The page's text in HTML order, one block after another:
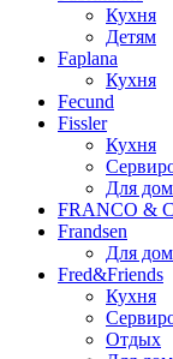
Кухня
Детям
Faplana
Кухня
Fecund
Fissler
Кухня
Для
FRANCO & C
Frandsen
Для
Fred&Friends
Кухня
Отдых